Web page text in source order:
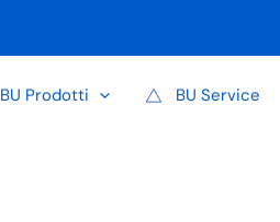
BU Prodotti BU Service